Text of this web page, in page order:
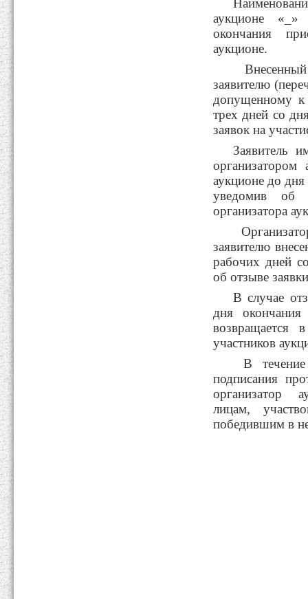
аукционе
окончания
заявителю
допущенному к
трех дней со
заявок на
Заявитель
аукционе до
уведомив об
организатора
заявителю
рабочих дней
об отзыве
В случае
дня окончания
возвращается
участников
В
подписания
организатор
лицам,
победившим в